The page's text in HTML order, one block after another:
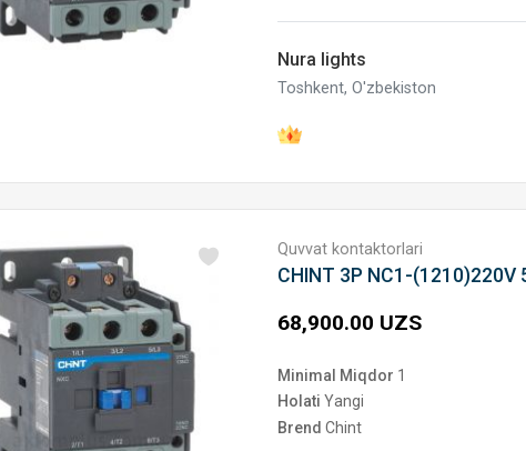
Nura lights
Toshkent, O'zbekiston
Quvvat kontaktorlari
CHINT 3P NC1-(1210)220V
68,900.00 UZS
Minimal Miqdor 1
Holati Yangi
Brend Chint